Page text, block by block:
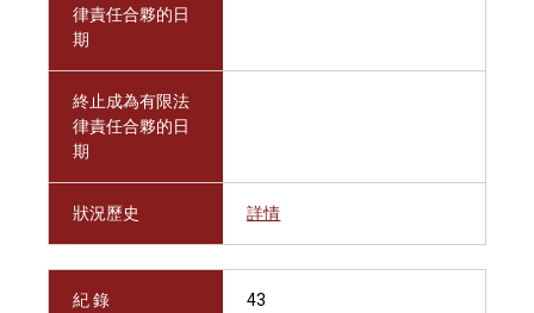
律責任合夥的日
期
終止成為有限法
律責任合夥的日
期
狀況歷史 詳情
紀 錄 43